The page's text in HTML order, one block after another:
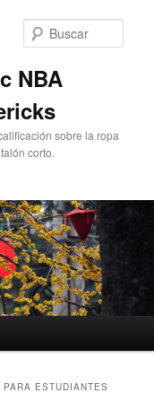
NBA
sobre la ropa
corto.
PARA ESTUDIANTES